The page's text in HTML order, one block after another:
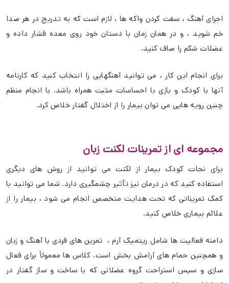
اجرای آهنگ ، سفت کردن واکه ها ، لازم است که به تدریج در هر صدا
خم شوید ، و در همان زمان با دستان خود روی معده فشار داده و
عضلات شکم را صاف کنید.
برای انجام این کار ، می توانید آهنگهایی را انتخاب کنید که کارنامه
آنها با کودک و بازی با احساسات مثبت همراه باشد. با انجام منظم
چنین رویه هایی می توان بیمار را از اختلال گفتار خلاص کرد.
مجموعه ای از تمرینات لکنت زبان
برای نجات کودک بیمار از لکنت می توانید از روش های دیگری
استفاده کنید که در درمان نیز تأثیر چشمگیری دارد. شما می توانید با
کمک تمریناتی که تحت هدایت متخصص انجام می شود ، بیمار را از
علائم بیماری خلاص کنید.
دامنه فعالیت ها شامل ریتمیک آرم ، تمرین های فردی با آهنگ و زبان
و همچنین حمام های آرامش بخش است. کلاس ها معمولاً برای فعال
سازی و سپس استراحت گروه عضلانی که با ساخت و ساز گفتار در